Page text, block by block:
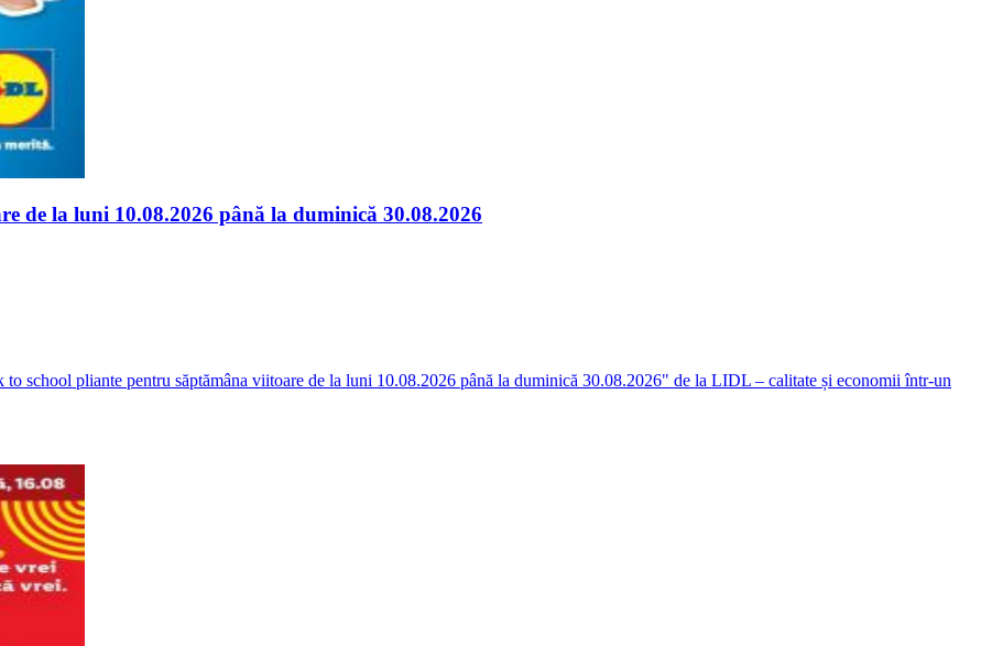
de la luni 10.08.2026 până la duminică 30.08.2026
school pliante pentru săptămâna viitoare de la luni 10.08.2026 până la duminică 30.08.2026" de la LIDL – calitate și economii într-un